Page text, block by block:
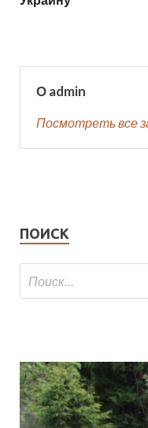
О admin
Посмотреть все
ПОИСК